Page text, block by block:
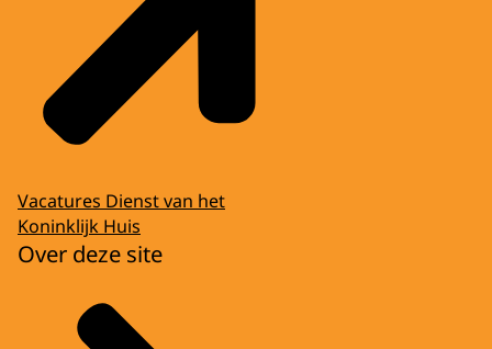
Vacatures Dienst van het
Koninklijk Huis
Over deze site